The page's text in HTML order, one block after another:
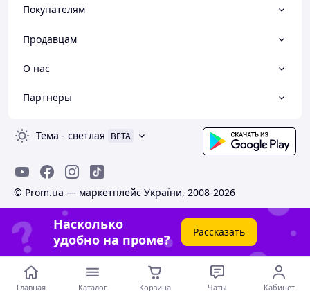
Покупателям
Продавцам
О нас
Партнеры
Тема - светлая BETA
© Prom.ua — маркетплейс України, 2008-2026
Насколько
удобно на проме?
Рассказать
Главная Каталог Корзина Чаты Кабинет